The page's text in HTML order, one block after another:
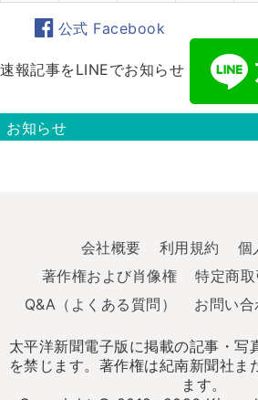
公式 Facebook
速報記事をLINEでお知らせ
お知らせ
会社概要
利用規約
個
著作権および肖像権
特定商
Q&A（よくある質問）
お問い
太平洋新聞電子版に掲載の記事・写
を禁じます。著作権は紀南新聞社ま
ます。